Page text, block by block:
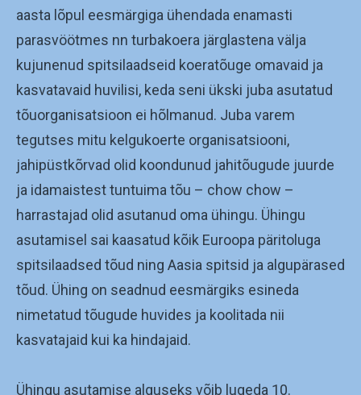
aasta lõpul eesmärgiga ühendada enamasti
parasvöötmes nn turbakoera järglastena välja
kujunenud spitsilaadseid koeratõuge omavaid ja
kasvatavaid huvilisi, keda seni ükski juba asutatud
tõuorganisatsioon ei hõlmanud. Juba varem
tegutses mitu kelgukoerte organisatsiooni,
jahipüstkõrvad olid koondunud jahitõugude juurde
ja idamaistest tuntuima tõu – chow chow –
harrastajad olid asutanud oma ühingu. Ühingu
asutamisel sai kaasatud kõik Euroopa päritoluga
spitsilaadsed tõud ning Aasia spitsid ja algupärased
tõud. Ühing on seadnud eesmärgiks esineda
nimetatud tõugude huvides ja koolitada nii
kasvatajaid kui ka hindajaid.
Ühingu asutamise alguseks võib lugeda 10.